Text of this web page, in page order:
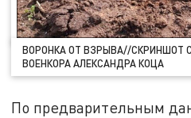
ВОРОНКА ОТ ВЗРЫВА//СКРИНШОТ
ВОЕНКОРА АЛЕКСАНДРА КОЦА
По предварительным